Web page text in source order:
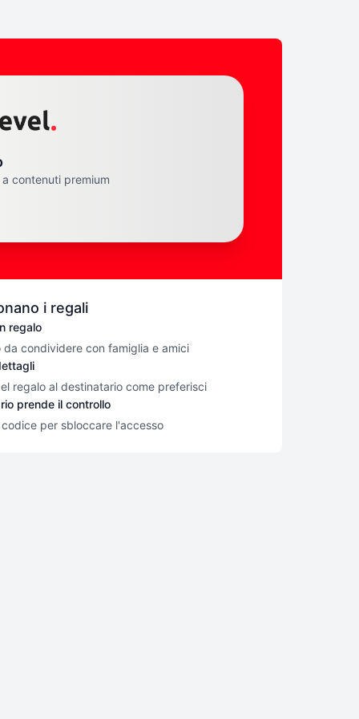
contenuti premium
i regali
regalo
da condividere con famiglia e amici
regalo al destinatario come preferisci
prende il controllo
per sbloccare l'accesso